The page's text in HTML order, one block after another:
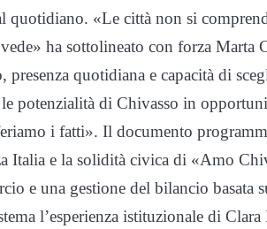
quotidiano. «Le città non si
ha sottolineato con forza Marta
presenza quotidiana e capacità di
potenzialità di Chivasso in
i fatti». Il documento
Italia e la solidità civica di «Amo
e una gestione del bilancio basata
l’esperienza istituzionale di